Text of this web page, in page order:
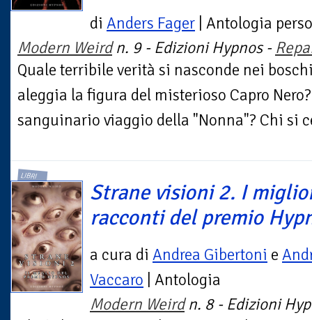
di Anders Fager | Antologia
Modern Weirdn. 9 - Edizioni Hypnos -
Quale terribile verità si nasconde nei
aleggia la figura del misterioso Capro
sanguinario viaggio della "Nonna"? Chi si
LIBRI
Strane visioni 2. I
racconti del premio
a cura di Andrea Gibertoni e
Vaccaro | Antologia
Modern Weirdn. 8 - Edizioni